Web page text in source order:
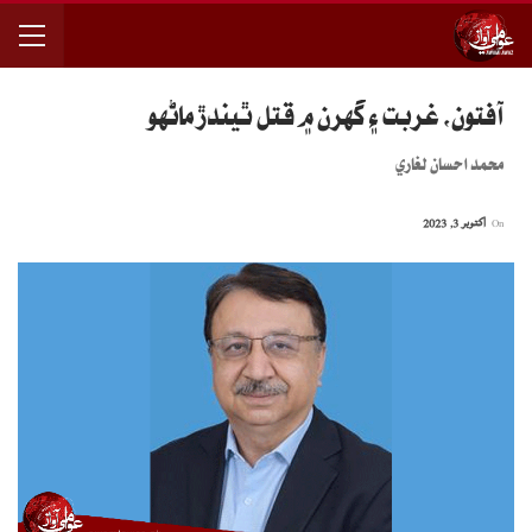
آفتون، غربت ۽ گهرن ۾ قتل ٿيندڙ ماڻهو
محمد احسان لغاري
اکتوبر 3, 2023